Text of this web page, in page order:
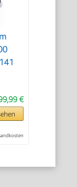
€